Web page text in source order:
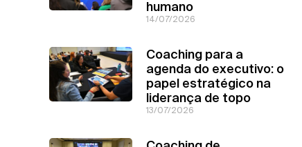
humano
14/07/2026
Coaching para a
agenda do executivo: o
papel estratégico na
liderança de topo
13/07/2026